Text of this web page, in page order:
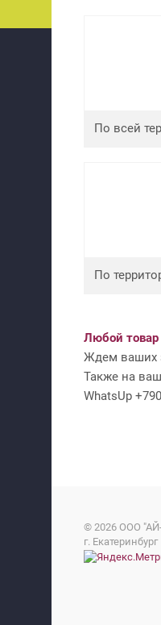
По всей
По
Любой товар
Ждем ваших
Также на
WhatsUp
© 2026 ООО
г. Екатеринбург